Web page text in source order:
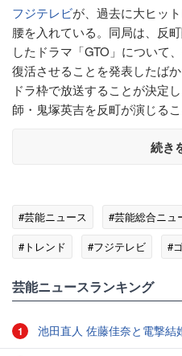
フジテレビが、過去に大ヒッ
腰を入れている。同局は、反
したドラマ「GTO」について
復活させることを発表したば
ドラ枠で放送することが決定
師・鬼塚英吉を反町が演じるこ
続き
#芸能ニュース #芸能総合ニュ
#トレンド
#フジテレビ #
芸能ニュースランキング
1 池田直人 佐藤佳奈と電撃結